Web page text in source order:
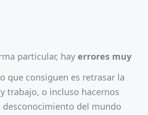
particular, hay errores muy
que consiguen es retrasar la
trabajo, o incluso hacernos
desconocimiento del mundo